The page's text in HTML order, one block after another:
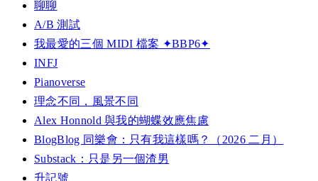
聊聊
A/B 測試
我最愛的三個 MIDI 檔案 ✦BBP6✦
INFJ
Pianoverse
理念不同，風景不同
Alex Honnold 與我的蝴蝶效應焦慮
BlogBlog 同樂會：只有我這樣嗎？（2026 二月）
Substack：只是另一個渣男
升記號